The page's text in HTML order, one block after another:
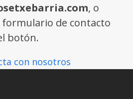
, o
de contacto
botón.
con nosotros